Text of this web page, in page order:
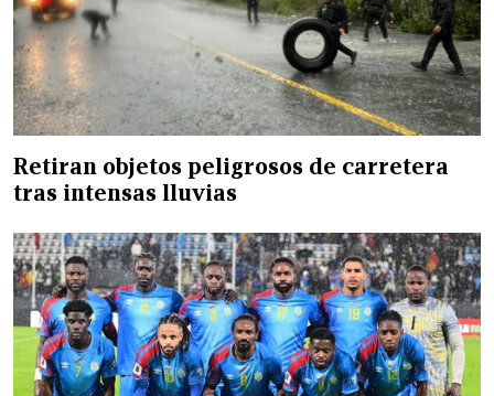
Retiran objetos peligrosos de carretera
tras intensas lluvias